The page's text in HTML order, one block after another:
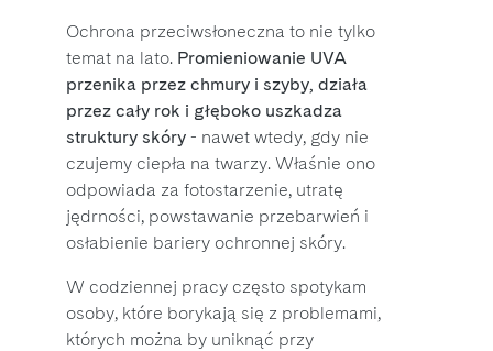
Ochrona przeciwsłoneczna to nie tylko
temat na lato. Promieniowanie UVA
przenika przez chmury i szyby, działa
przez cały rok i głęboko uszkadza
struktury skóry - nawet wtedy, gdy nie
czujemy ciepła na twarzy. Właśnie ono
odpowiada za fotostarzenie, utratę
jędrności, powstawanie przebarwień i
osłabienie bariery ochronnej skóry.
W codziennej pracy często spotykam
osoby, które borykają się z problemami,
których można by uniknąć przy